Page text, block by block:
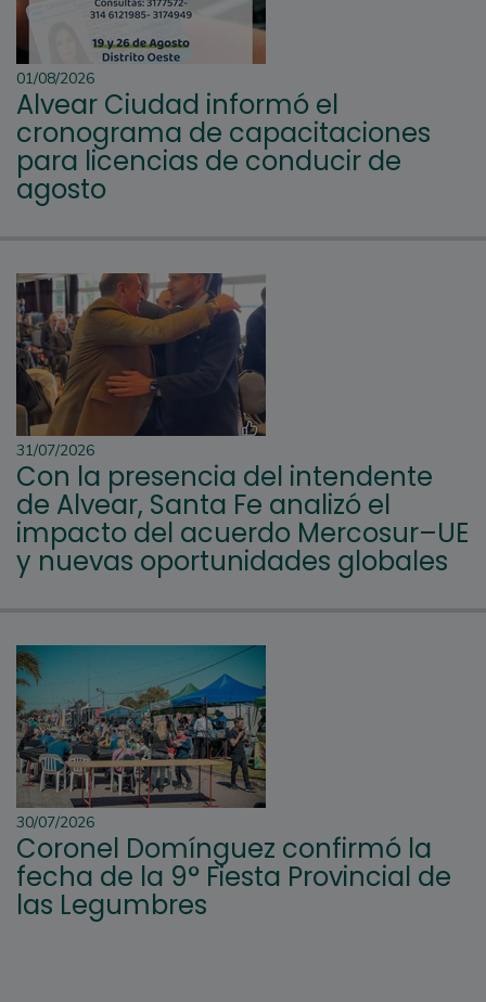
01/08/2026
Alvear Ciudad informó el
cronograma de capacitaciones
para licencias de conducir de
agosto
31/07/2026
Con la presencia del intendente
de Alvear, Santa Fe analizó el
impacto del acuerdo Mercosur–UE
y nuevas oportunidades globales
30/07/2026
Coronel Domínguez confirmó la
fecha de la 9° Fiesta Provincial de
las Legumbres